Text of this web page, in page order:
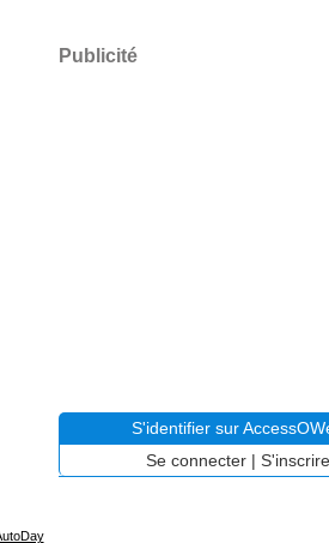
Publicité
S'identifier sur
Se connecter | S'inscrire